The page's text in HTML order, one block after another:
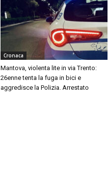
Cronaca
Mantova, violenta lite in via Trento:
26enne tenta la fuga in bici e
aggredisce la Polizia. Arrestato